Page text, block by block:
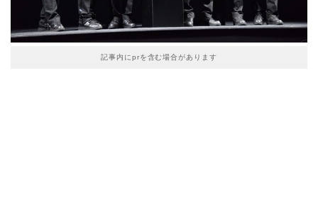
記事内にprを含む場合があります